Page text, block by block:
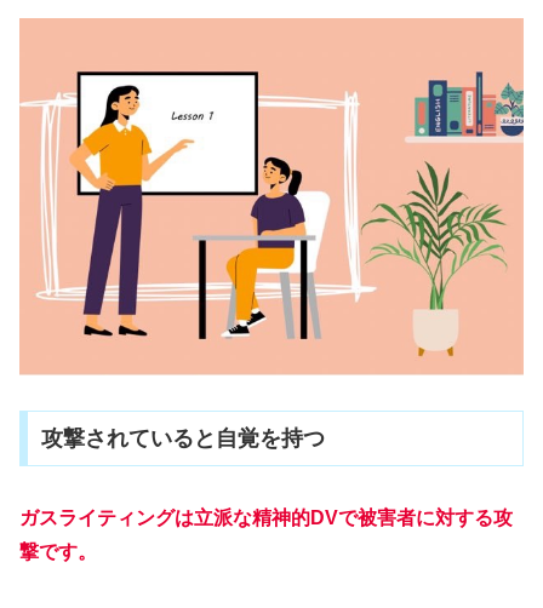
攻撃されていると自覚を持つ
ガスライティングは立派な精神的DVで被害者に対する攻
撃です。